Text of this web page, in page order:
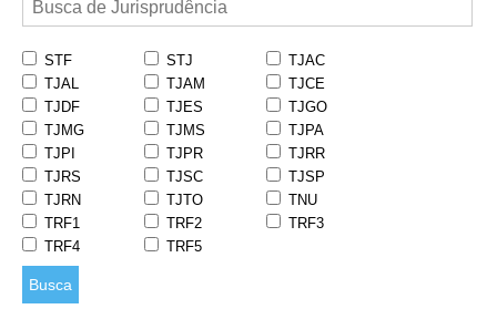
STF STJ
TJAC
TJAL
TJAM
TJCE
TJDF
TJES
TJGO
TJMG
TJMS
TJPA
TJPI
TJPR
TJRR
TJRS
TJSC
TJSP
TJRN
TJTO
TNU
TRF1
TRF2
TRF3
TRF4
TRF5
Busca